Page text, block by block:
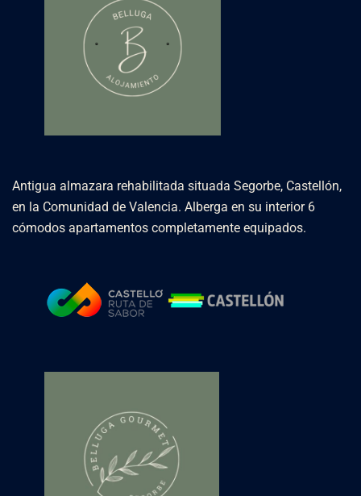
Antigua almazara rehabilitada situada Segorbe, Castellón,
en la Comunidad de Valencia. Alberga en su interior 6
cómodos apartamentos completamente equipados.